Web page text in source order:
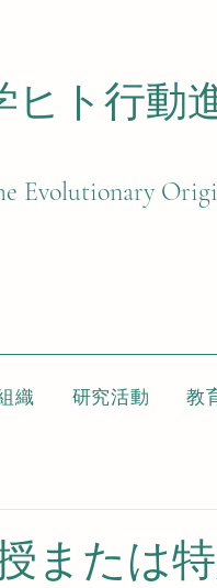
ヒト行動
Evolutionary
織 研究活動 教
または